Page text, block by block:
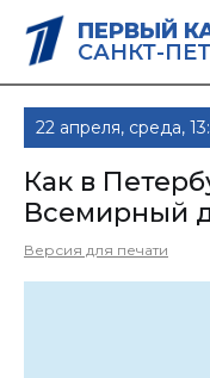
ПЕРВЫЙ
САНКТ-
22 апреля, среда,
Как в
Всемирный
Версия для печати